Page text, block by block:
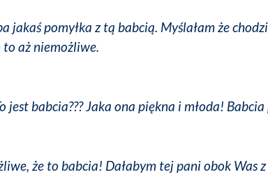
jakaś pomyłka z tą babcią. Myślałam że
to aż niemożliwe.
jest babcia??? Jaka ona piękna i młoda!
że to babcia! Dałabym tej pani obok Was